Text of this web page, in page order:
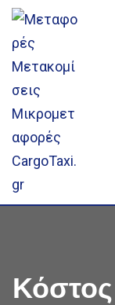
Skip
content